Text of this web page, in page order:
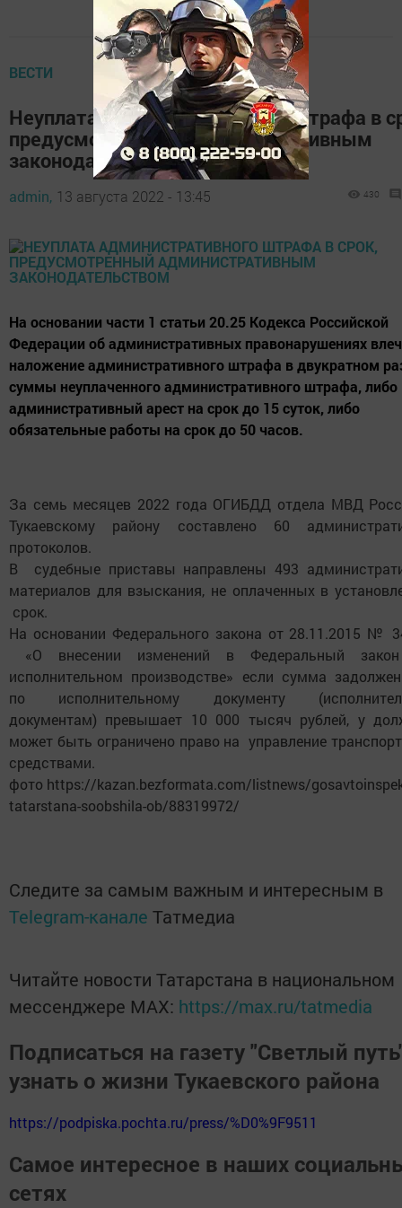
ВЕСТИ
Неуплата административного штрафа в
предусмотренный административным
законодательством
admin, 13 августа 2022 - 13:45 430
На основании части 1 статьи 20.25 Кодекса Российской
Федерации об административных правонарушениях
наложение административного штрафа в двукратном
суммы неуплаченного административного штрафа, либо
административный арест на срок до 15 суток, либо
обязательные работы на срок до 50 часов.
За семь месяцев 2022 года ОГИБДД отдела МВД
Тукаевскому району составлено 60
протоколов.
В судебные приставы направлены 493
материалов для взыскания, не оплаченных в
срок.
На основании Федерального закона от 28.11.2015 №
«О внесении изменений в Федеральный
исполнительном производстве» если сумма
по исполнительному документу
документам) превышает 10 000 тысяч рублей, у
может быть ограничено право на управление
средствами.
фото https://kazan.bezformata.com/listnews/
tatarstana-soobshila-ob/88319972/
Следите за самым важным и интересным в
Telegram-канале Татмедиа
Читайте новости Татарстана в национальном
мессенджере MАХ: https://max.ru/tatmedia
Подписаться на газету "Светлый
узнать о жизни Тукаевского района
https://podpiska.pochta.ru/press/%D0%9F9511
Самое интересное в наших
сетях